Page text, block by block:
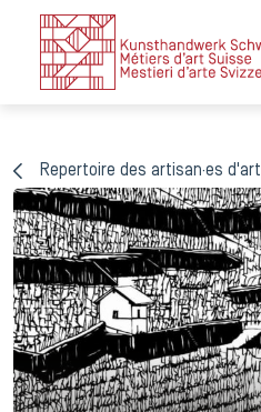
Repertoire des artisan·es d'art